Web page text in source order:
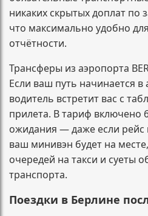
никаких скрытых доплат по
что максимально удобно
отчётности.
Трансферы из аэропорта
Если ваш путь начинается в
водитель встретит вас с
прилета. В тариф включено
ожидания — даже если рейс
ваш минивэн будет на
очередей на такси и суеты
транспорта.
Поездки в Берлине